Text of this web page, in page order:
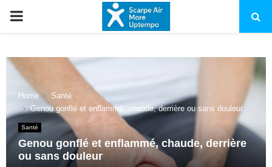
PRIMARY
Home
Santé
Genou gonflé et enflammé, chaude, derrière ou sans douleur
Santé
Genou gonflé et enflammé, chaude, derrière
ou sans douleur